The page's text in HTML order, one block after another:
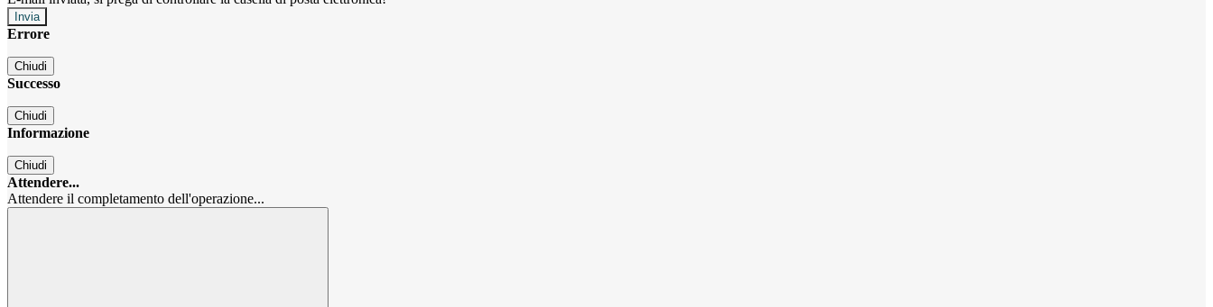
Errore
Chiudi
Successo
Chiudi
Informazione
Chiudi
Attendere...
Attendere il completamento dell'operazione...